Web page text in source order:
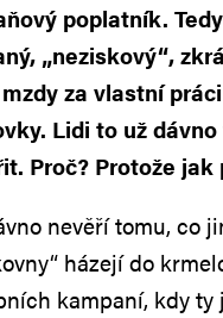
poplatník.
„neziskový“,
za vlastní
Lidi to už
Proč? Protože
nevěří tomu, co
házejí do
kampaní, kdy ty